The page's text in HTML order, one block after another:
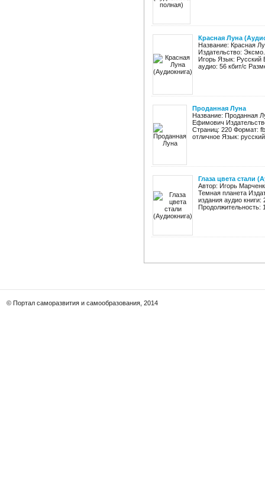
Красная Луна
Название: Красная
Издательство:
Игорь Язык: Русский
аудио: 56 кбит/c
Проданная Луна
Название: Проданная
Ефимович
Страниц: 220 Формат:
отличное Язык:
Глаза цвета стали
Автор: Игорь
Темная планета
издания аудио
Продолжительность:
© Портал саморазвития и самообразования, 2014